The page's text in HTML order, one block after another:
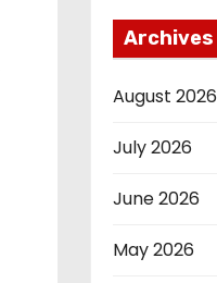
Archives
August 2026
July 2026
June 2026
May 2026